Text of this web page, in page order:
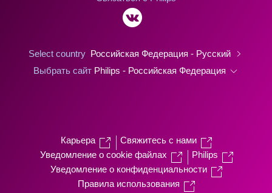
Select country Российская Федерация - Русский
Выбрать сайт Philips - Российская Федерация
Карьера
Свяжитесь с нами
Уведомление о cookie файлах
Philips
Уведомление о конфиденциальности
Правила использования